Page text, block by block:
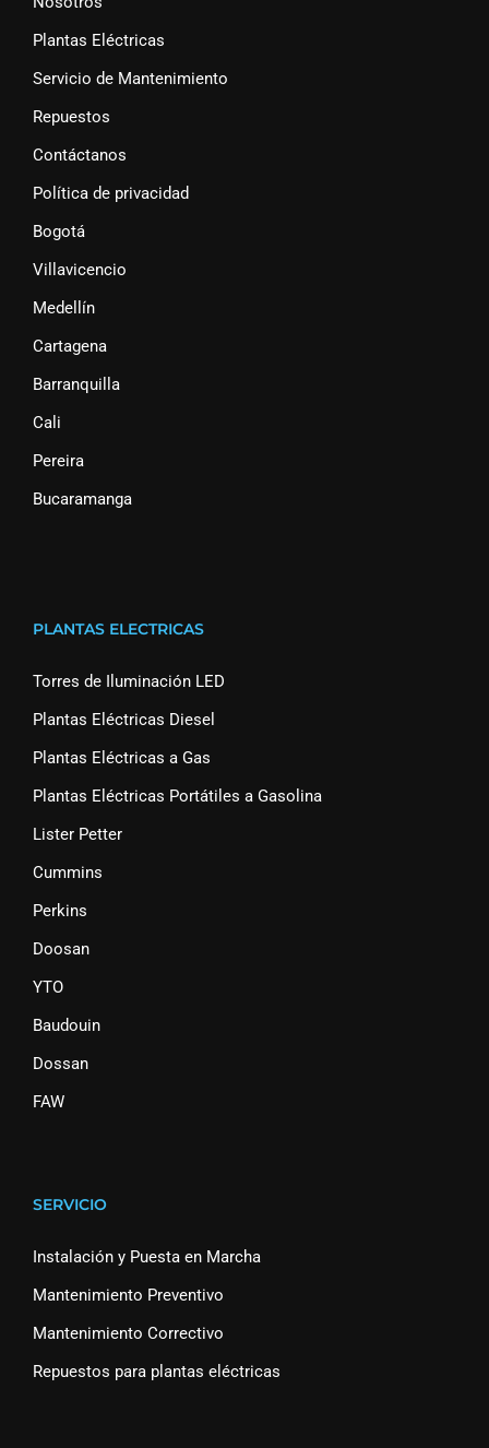
Plantas Eléctricas
Servicio de Mantenimiento
Repuestos
Contáctanos
Política de privacidad
Bogotá
Villavicencio
Medellín
Cartagena
Barranquilla
Cali
Pereira
Bucaramanga
PLANTAS ELECTRICAS
Torres de Iluminación LED
Plantas Eléctricas Diesel
Plantas Eléctricas a Gas
Plantas Eléctricas Portátiles a Gasolina
Lister Petter
Cummins
Perkins
Doosan
YTO
Baudouin
Dossan
FAW
SERVICIO
Instalación y Puesta en Marcha
Mantenimiento Preventivo
Mantenimiento Correctivo
Repuestos para plantas eléctricas